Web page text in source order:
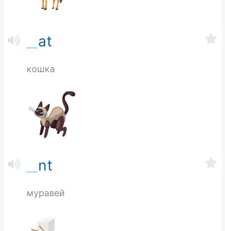
at
кошка
nt
муравей